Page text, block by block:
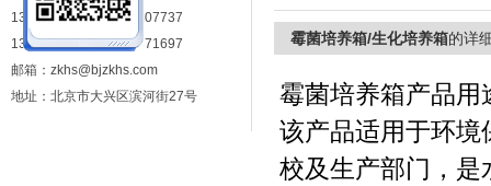
13717963306 13693307737
13810278121 13671371697
邮箱：zkhs@bjzkhs.com
地址：北京市大兴区滨河街27号
霉菌培养箱/生化培养箱的详
霉菌培养箱产品用
该产品适用于环境
校及生产部门，是